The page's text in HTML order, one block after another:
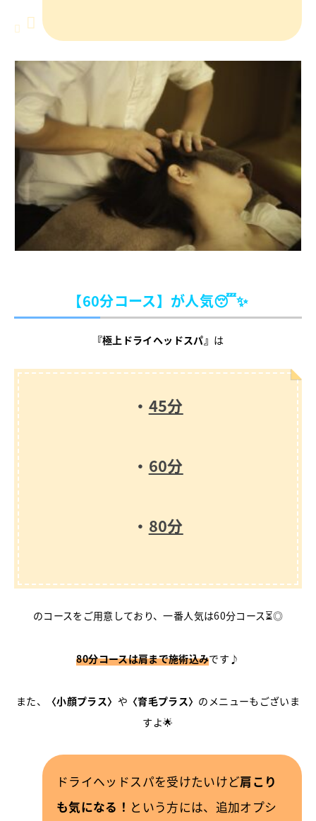
【60分コース】が人気😴✨
『極上ドライヘッドスパ』 は
・ 45分
・ 60分
・ 80分
のコースをご用意しており、一番人気は60分コース⏳◎
80分コースは肩まで施術込みです♪
また、 〈小顔プラス〉 や 〈育毛プラス〉 のメニューもございま
すよ🌟
ドライヘッドスパを受けたいけど肩こり
も気になる！ という方には、追加オプシ